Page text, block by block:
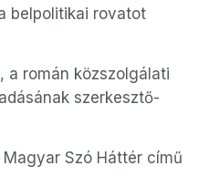
belpolitikai rovatot
a román közszolgálati
szerkesztő-
Szó Háttér című